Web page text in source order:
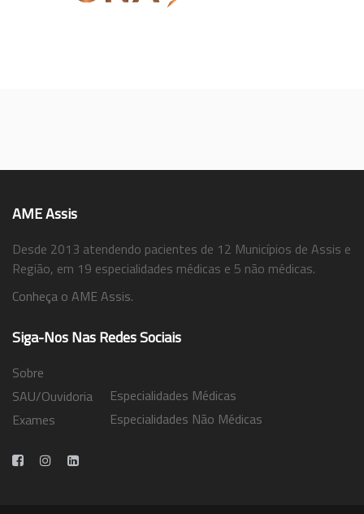
AME Assis
Desde 2013 atendendo pacientes de 12 Municípios de Assis e
Região, em 19 especialidades médicas e 5 não médicas.
Conheça o AME Assis.
Siga-Nos Nas Redes Sociais
Sobre
SAU/Ouvidoria
Exames
Especialidades Médicas
Especialidades Não Médicas